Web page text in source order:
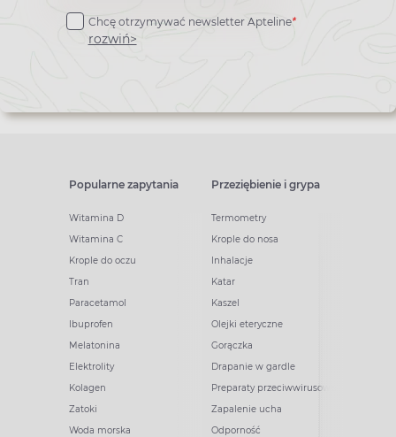
newslettera
Chcę otrzymywać newsletter Apteline*
rozwiń>
Popularne zapytania
Witamina D
Witamina C
Krople do oczu
Tran
Paracetamol
Ibuprofen
Melatonina
Elektrolity
Kolagen
Zatoki
Woda morska
Przeziębienie i grypa
Termometry
Krople do nosa
Inhalacje
Katar
Kaszel
Olejki eteryczne
Gorączka
Drapanie w gardle
Preparaty przeciwwirusowe
Zapalenie ucha
Odporność